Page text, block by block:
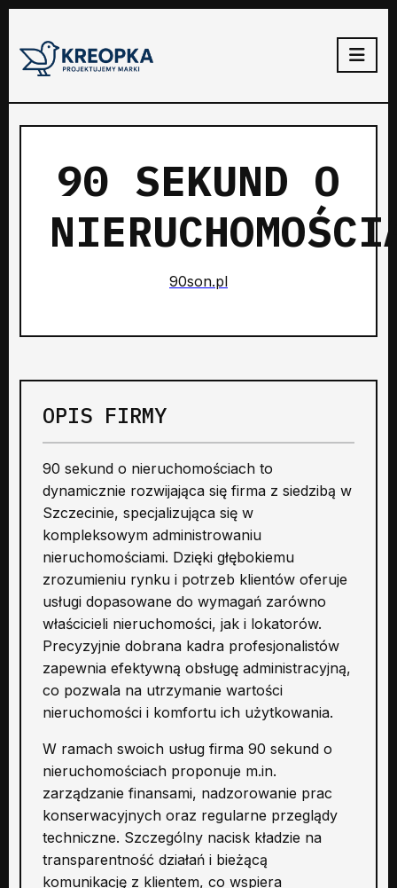
90 SEKUND O
90son.pl
OPIS FIRMY
90 sekund o nieruchomościach to
dynamicznie rozwijająca się firma z siedzibą w
Szczecinie, specjalizująca się w
kompleksowym administrowaniu
nieruchomościami. Dzięki głębokiemu
zrozumieniu rynku i potrzeb klientów oferuje
usługi dopasowane do wymagań zarówno
właścicieli nieruchomości, jak i lokatorów.
Precyzyjnie dobrana kadra profesjonalistów
zapewnia efektywną obsługę administracyjną,
co pozwala na utrzymanie wartości
nieruchomości i komfortu ich użytkowania.
W ramach swoich usług firma 90 sekund o
nieruchomościach proponuje m.in.
zarządzanie finansami, nadzorowanie prac
konserwacyjnych oraz regularne przeglądy
techniczne. Szczególny nacisk kładzie na
transparentność działań i bieżącą
komunikację z klientem, co wspiera